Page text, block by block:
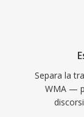
migliorato
Separa la
WMA —